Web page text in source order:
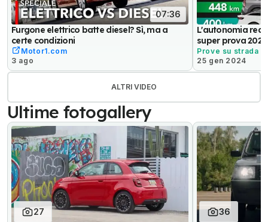
07:36
Furgone elettrico batte diesel? Sì, ma a
certe condizioni
Motor1.com
3 ago
L'autonomia
super prova 2024
Prove su strada
25 gen 2024
ALTRI VIDEO
Ultime fotogallery
27 36